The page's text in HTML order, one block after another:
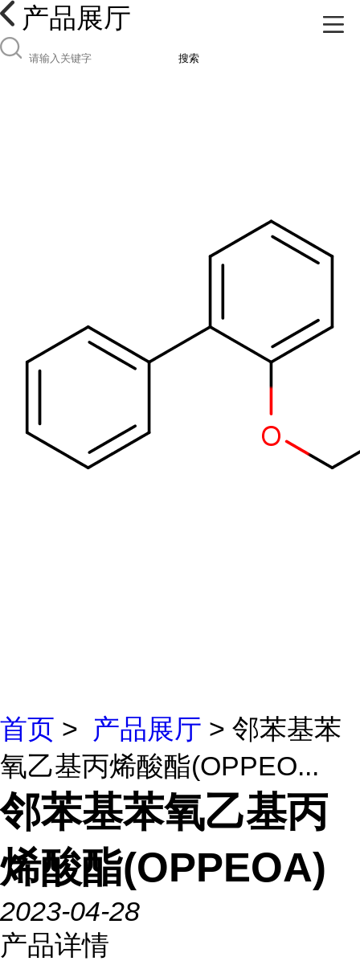
产品展厅
搜索
首页 > 产品展厅 > 邻苯基苯
氧乙基丙烯酸酯(OPPEO...
邻苯基苯氧乙基丙
烯酸酯(OPPEOA)
2023-04-28
产品详情